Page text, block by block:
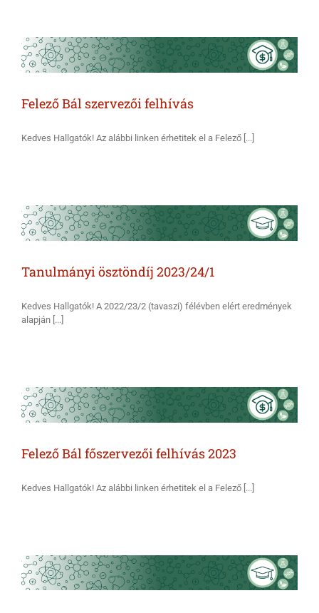
Felező Bál szervezői felhívás
Kedves Hallgatók! Az alábbi linken érhetitek el a Felező [...]
Tanulmányi ösztöndíj 2023/24/1
Kedves Hallgatók! A 2022/23/2 (tavaszi) félévben elért eredmények
alapján [...]
Felező Bál főszervezői felhívás 2023
Kedves Hallgatók! Az alábbi linken érhetitek el a Felező [...]